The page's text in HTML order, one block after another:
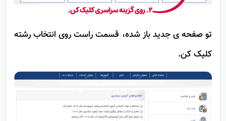
تو صفحه ی جدید باز شده، قسمت راست روی انتخاب رشته
کلیک کن.